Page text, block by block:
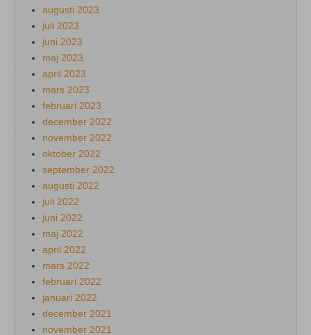
augusti 2023
juli 2023
juni 2023
maj 2023
april 2023
mars 2023
februari 2023
december 2022
november 2022
oktober 2022
september 2022
augusti 2022
juli 2022
juni 2022
maj 2022
april 2022
mars 2022
februari 2022
januari 2022
december 2021
november 2021